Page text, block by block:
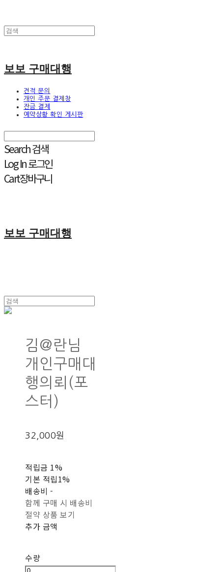
보보 구매대행
견적 문의
개인 주문 결제창
잔금 결제
예약상황 확인 게시판
Search검색
Log In로그인
Cart장바구니
보보 구매대행
김@란님
개인구매대
행의뢰(포
스터)
32,000원
적립금 1%
기본 적립1%
배송비-
함께 구매 시 배송비
절약 상품 보기
추가 금액
수량